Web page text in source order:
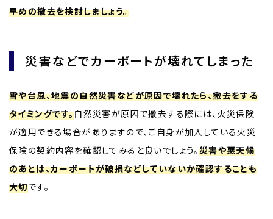
早めの撤去を検討しましょう。
災害などでカーポートが壊れてしまった
雪や台風、地震の自然災害などが原因で壊れたら、撤去をする
タイミングです。自然災害が原因で撤去する際には、火災保険
が適用できる場合がありますので、ご自身が加入している火災
保険の契約内容を確認してみると良いでしょう。 災害や悪天候
のあとは、カーポートが破損などしていないか確認することも
大切です。